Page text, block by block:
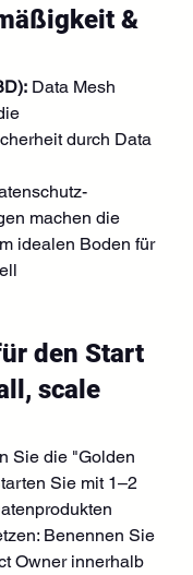
&
Data Mesh
durch Data
machen die
idealen Boden für
den Start
scale
Sie die "Golden
Sie mit 1–2
Benennen Sie
Owner innerhalb